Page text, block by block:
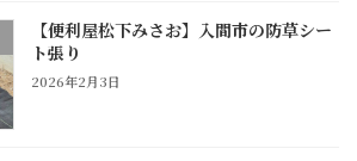
【便利屋松下みさお】入間市の防草シー
ト張り
2026年2月3日